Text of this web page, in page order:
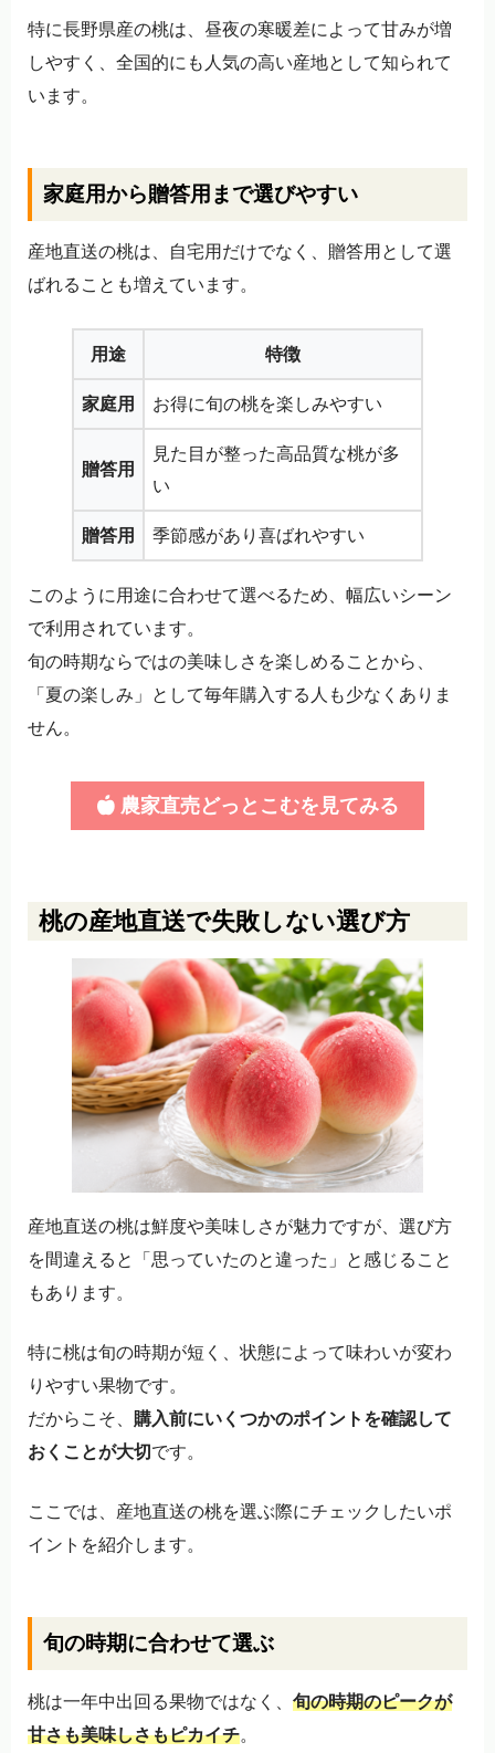
特に長野県産の桃は、昼夜の寒暖差によって甘みが増
しやすく、全国的にも人気の高い産地として知られて
います。
家庭用から贈答用まで選びやすい
産地直送の桃は、自宅用だけでなく、贈答用として選
ばれることも増えています。
用途 特徴
家庭用 お得に旬の桃を楽しみやすい
贈答用
見た目が整った高品質な桃が多
い
贈答用 季節感があり喜ばれやすい
このように用途に合わせて選べるため、幅広いシーン
で利用されています。
旬の時期ならではの美味しさを楽しめることから、
「夏の楽しみ」として毎年購入する人も少なくありま
せん。
農家直売どっとこむを見てみる
桃の産地直送で失敗しない選び方
産地直送の桃は鮮度や美味しさが魅力ですが、選び方
を間違えると「思っていたのと違った」と感じること
もあります。
特に桃は旬の時期が短く、状態によって味わいが変わ
りやすい果物です。
だからこそ、 購入前にいくつかのポイントを確認して
おくことが大切 です。
ここでは、産地直送の桃を選ぶ際にチェックしたいポ
イントを紹介します。
旬の時期に合わせて選ぶ
桃は一年中出回る果物ではなく、 旬の時期のピークが
甘さも美味しさもピカイチ。